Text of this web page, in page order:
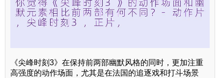
《尖峰时刻3》在保持前两部幽默风格的同时，更加注重
高强度的动作场面，尤其是在法国的追逐戏和打斗场景